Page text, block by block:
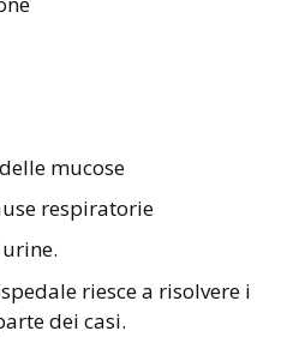
mucose
respiratorie
riesce a risolvere i
dei casi.